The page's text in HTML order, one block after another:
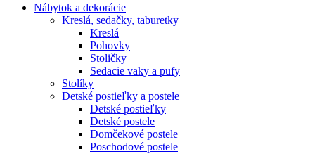
Nábytok a dekorácie
Kreslá, sedačky, taburetky
Kreslá
Pohovky
Stoličky
Sedacie vaky a pufy
Stolíky
Detské postieľky a postele
Detské postieľky
Detské postele
Domčekové postele
Poschodové postele